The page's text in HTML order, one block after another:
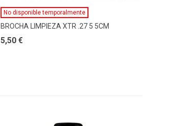
Ver Más
No disponible temporalmente
BROCHA LIMPIEZA XTR .27 5 5CM
5,50 €